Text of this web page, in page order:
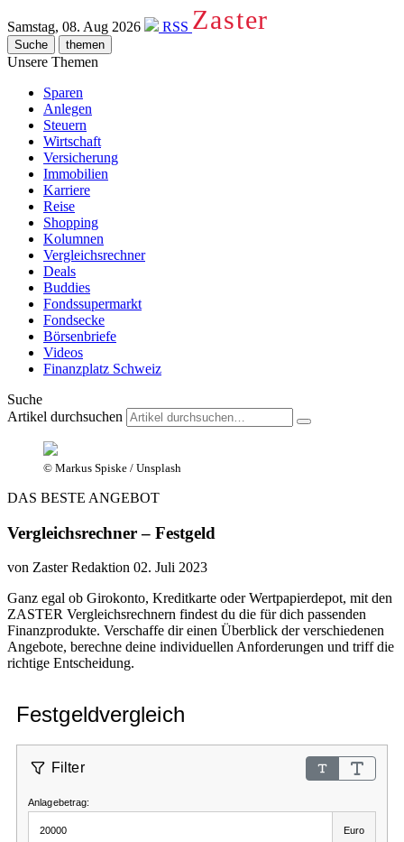
Samstag, 08. Aug 2026 RSS Zaster
Suche themen
Unsere Themen
Sparen
Anlegen
Steuern
Wirtschaft
Versicherung
Immobilien
Karriere
Reise
Shopping
Kolumnen
Vergleichsrechner
Deals
Buddies
Fondssupermarkt
Fondsecke
Börsenbriefe
Videos
Finanzplatz Schweiz
Suche
Artikel durchsuchen
© Markus Spiske / Unsplash
DAS BESTE ANGEBOT
Vergleichsrechner – Festgeld
von Zaster Redaktion 02. Juli 2023
Ganz egal ob Girokonto, Kreditkarte oder Wertpapierdepot, mit den
ZASTER Vergleichsrechnern findest du die für dich passenden
Finanzprodukte. Verschaffe dir einen Überblick der verschiedenen
Angebote, berechne deine individuellen Anforderungen und triff die
richtige Entscheidung.